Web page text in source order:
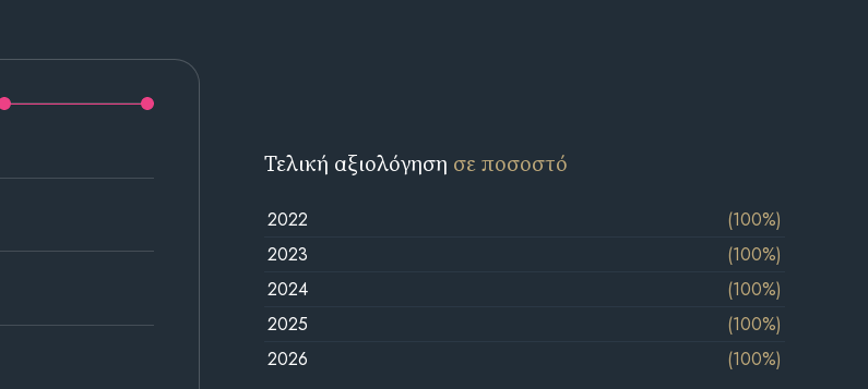
Τελική αξιολόγηση σε ποσοστό
2022
(100%)
2023
(100%)
2024
(100%)
2025
(100%)
2026
(100%)